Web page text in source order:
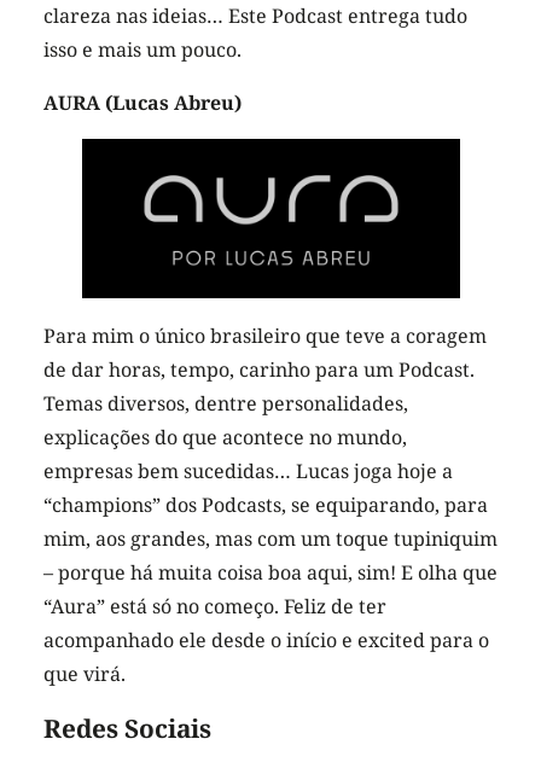
clareza nas ideias… Este Podcast entrega tudo
isso e mais um pouco.
AURA (Lucas Abreu)
Para mim o único brasileiro que teve a coragem
de dar horas, tempo, carinho para um Podcast.
Temas diversos, dentre personalidades,
explicações do que acontece no mundo,
empresas bem sucedidas… Lucas joga hoje a
“champions” dos Podcasts, se equiparando, para
mim, aos grandes, mas com um toque tupiniquim
– porque há muita coisa boa aqui, sim! E olha que
“Aura” está só no começo. Feliz de ter
acompanhado ele desde o início e excited para o
que virá.
Redes Sociais